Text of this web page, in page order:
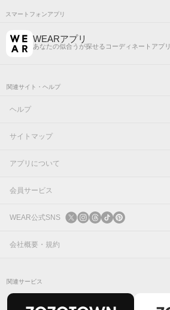
スマートフォンアプリ
WEARアプリ
あなたの似合うが探せるコーディネートアプリ
関連サイト・ヘルプ
ヘルプ
サイトマップ
アプリについて
会員サービス
ログイン
新規会員登録
WEAR公式SNS
X
会社概要・規約
関連サービス